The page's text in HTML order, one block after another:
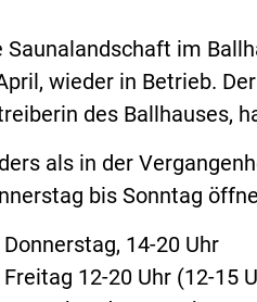
Saunalandschaft im
wieder in Betrieb.
des Ballhauses,
als in der
bis Sonntag
Donnerstag, 14-20 Uhr
Freitag 12-20 Uhr (12-15